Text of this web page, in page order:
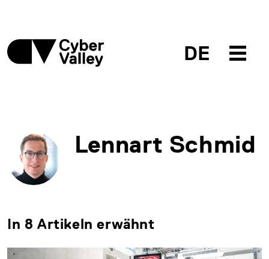
DE
Lennart Schmid
In 8 Artikeln erwähnt